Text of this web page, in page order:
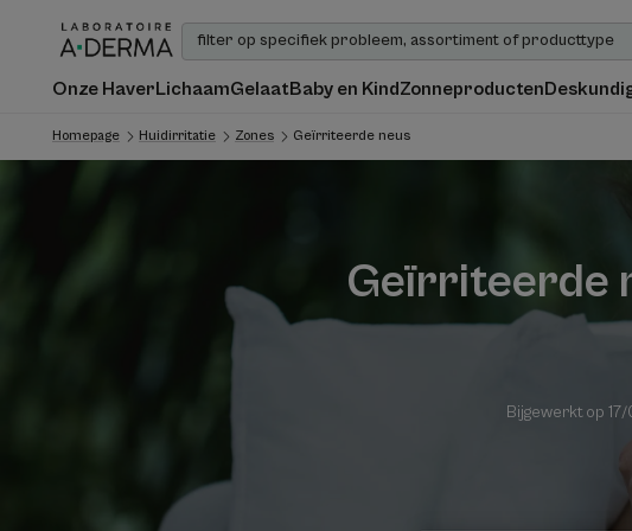
Onze HaverLichaamGelaatBaby en KindZonneproducten
Homepage Huidirritatie Zones Geïrriteerde neus
Geïrriteerde
Bijgewerkt op